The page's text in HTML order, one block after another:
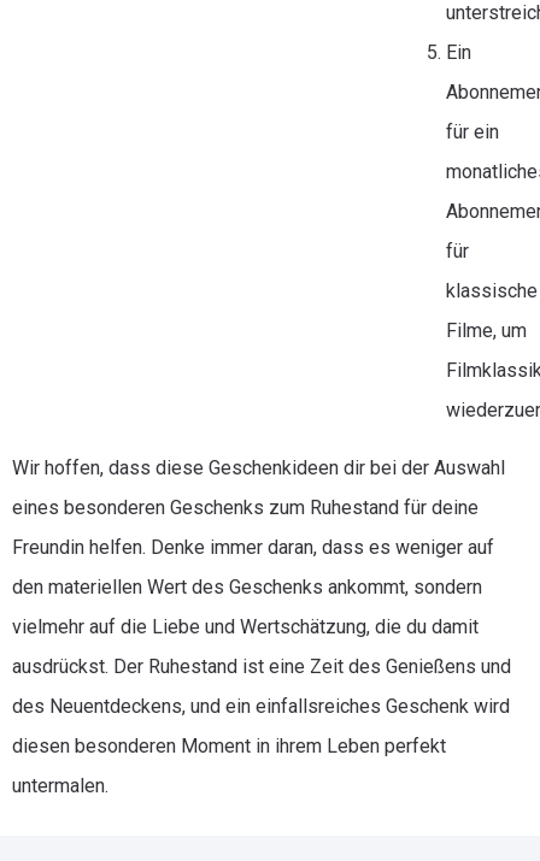
Ein
für ein
für
klassische
Filme, um
Wir hoffen, dass diese Geschenkideen dir bei der Auswahl
eines besonderen Geschenks zum Ruhestand für deine
Freundin helfen. Denke immer daran, dass es weniger auf
den materiellen Wert des Geschenks ankommt, sondern
vielmehr auf die Liebe und Wertschätzung, die du damit
ausdrückst. Der Ruhestand ist eine Zeit des Genießens und
des Neuentdeckens, und ein einfallsreiches Geschenk wird
diesen besonderen Moment in ihrem Leben perfekt
untermalen.